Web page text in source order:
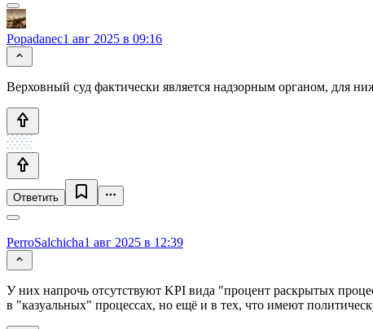
Popadanec1 авг 2025 в 09:16
Верховный суд фактически является надзорным органом, для
Ответить
PerroSalchicha1 авг 2025 в 12:39
У них напрочь отсутствуют KPI вида "процент раскрытых
в "казуальных" процессах, но ещё и в тех, что имеют